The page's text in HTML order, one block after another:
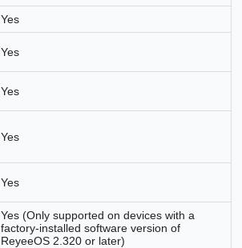
Yes
Yes
Yes
Yes
Yes
Yes (Only supported on devices with a
factory-installed software version of
ReyeeOS 2.320 or later)